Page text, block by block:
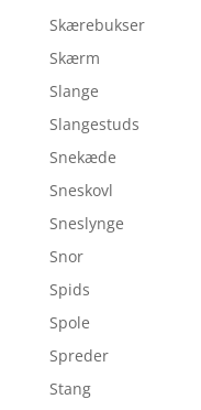
Skærebukser
Skærm
Slange
Slangestuds
Snekæde
Sneskovl
Sneslynge
Snor
Spids
Spole
Spreder
Stang